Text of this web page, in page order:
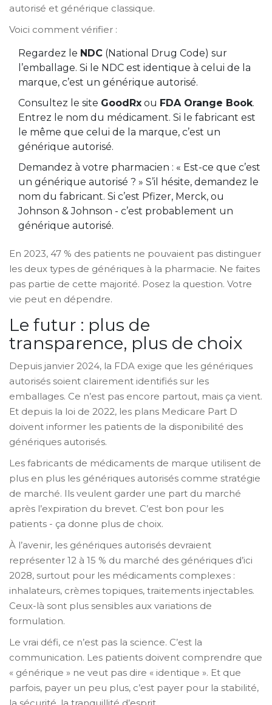
autorisé et générique classique.
Voici comment vérifier :
Regardez le NDC (National Drug Code) sur
l’emballage. Si le NDC est identique à celui de la
marque, c’est un générique autorisé.
Consultez le site GoodRx ou FDA Orange Book.
Entrez le nom du médicament. Si le fabricant est
le même que celui de la marque, c’est un
générique autorisé.
Demandez à votre pharmacien : « Est-ce que c’est
un générique autorisé ? » S’il hésite, demandez le
nom du fabricant. Si c’est Pfizer, Merck, ou
Johnson & Johnson - c’est probablement un
générique autorisé.
En 2023, 47 % des patients ne pouvaient pas distinguer
les deux types de génériques à la pharmacie. Ne faites
pas partie de cette majorité. Posez la question. Votre
vie peut en dépendre.
Le futur : plus de
transparence, plus de choix
Depuis janvier 2024, la FDA exige que les génériques
autorisés soient clairement identifiés sur les
emballages. Ce n’est pas encore partout, mais ça vient.
Et depuis la loi de 2022, les plans Medicare Part D
doivent informer les patients de la disponibilité des
génériques autorisés.
Les fabricants de médicaments de marque utilisent de
plus en plus les génériques autorisés comme stratégie
de marché. Ils veulent garder une part du marché
après l’expiration du brevet. C’est bon pour les
patients - ça donne plus de choix.
À l’avenir, les génériques autorisés devraient
représenter 12 à 15 % du marché des génériques d’ici
2028, surtout pour les médicaments complexes :
inhalateurs, crèmes topiques, traitements injectables.
Ceux-là sont plus sensibles aux variations de
formulation.
Le vrai défi, ce n’est pas la science. C’est la
communication. Les patients doivent comprendre que
« générique » ne veut pas dire « identique ». Et que
parfois, payer un peu plus, c’est payer pour la stabilité,